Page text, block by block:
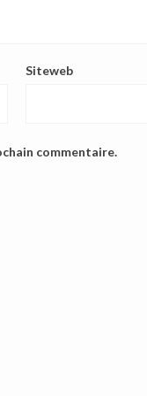
Siteweb
commentaire.